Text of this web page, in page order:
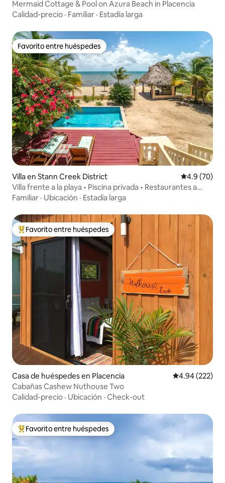
Mermaid Cottage & Pool on Azura Beach in Placencia
Calidad-precio · Familiar · Estadía larga
Favorito entre huéspedes
Favorito entre huéspedes
Villa en Stann Creek District Calificación
4.9 (70)
Villa frente a la playa • Piscina privada • Restaurantes a
poca distancia
Familiar · Ubicación · Estadía larga
Favorito entre huéspedes preferido
Favorito entre huéspedes
Casa de huéspedes en Placencia Calificación
4.94 (222)
Cabañas Cashew Nuthouse Two
Calidad-precio · Ubicación · Check-out
Favorito entre huéspedes preferido
Favorito entre huéspedes